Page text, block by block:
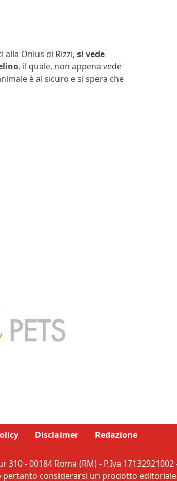
Onlus di Rizzi, si vede
, il quale, non appena vede
è al sicuro e si spera che
Disclaimer Redazione
- 00184 Roma (RM) - P.Iva
considerarsi un prodotto editoriale